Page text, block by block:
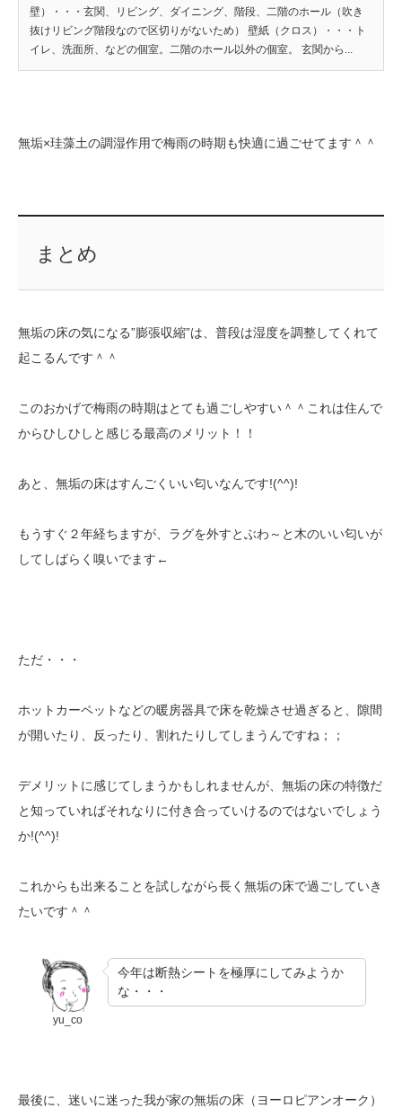
壁）・・・玄関、リビング、ダイニング、階段、二階のホール（吹き
抜けリビング階段なので区切りがないため） 壁紙（クロス）・・・ト
イレ、洗面所、などの個室。二階のホール以外の個室。 玄関から...
無垢×珪藻土の調湿作用で梅雨の時期も快適に過ごせてます＾＾
まとめ
無垢の床の気になる”膨張収縮”は、普段は湿度を調整してくれて
起こるんです＾＾
このおかげで梅雨の時期はとても過ごしやすい＾＾これは住んで
からひしひしと感じる最高のメリット！！
あと、無垢の床はすんごくいい匂いなんです!(^^)!
もうすぐ２年経ちますが、ラグを外すとぶわ～と木のいい匂いが
してしばらく嗅いでます←
ただ・・・
ホットカーペットなどの暖房器具で床を乾燥させ過ぎると、隙間
が開いたり、反ったり、割れたりしてしまうんですね；；
デメリットに感じてしまうかもしれませんが、無垢の床の特徴だ
と知っていればそれなりに付き合っていけるのではないでしょう
か!(^^)!
これからも出来ることを試しながら長く無垢の床で過ごしていき
たいです＾＾
yu_co
今年は断熱シートを極厚にしてみようか
な・・・
最後に、迷いに迷った我が家の無垢の床（ヨーロピアンオーク）